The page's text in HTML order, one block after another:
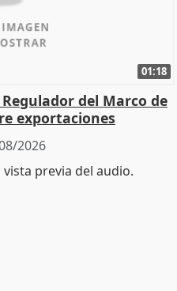
01:18
del Marco de
exportaciones
2026